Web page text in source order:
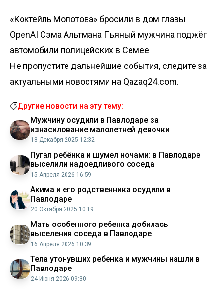
«Коктейль Молотова» бросили в дом главы
OpenAI Сэма Альтмана Пьяный мужчина поджёг
автомобили полицейских в Семее
Не пропустите дальнейшие события, следите за
актуальными новостями на Qazaq24.com.
Другие новости на эту тему:
Мужчину осудили в Павлодаре за
изнасилование малолетней девочки
18 Декабря 2025 12:32
Пугал ребёнка и шумел ночами: в Павлодаре
выселили надоедливого соседа
15 Апреля 2026 16:59
Акима и его родственника осудили в
Павлодаре
20 Октября 2025 10:19
Мать особенного ребенка добилась
выселения соседа в Павлодаре
16 Апреля 2026 10:39
Тела утонувших ребенка и мужчины нашли в
Павлодаре
24 Июня 2026 09:30